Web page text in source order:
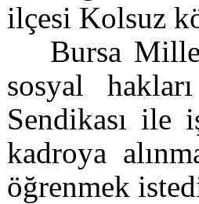
ilçesi Kolsuz
Bursa
sosyal
Sendikası ile
kadroya
öğrenmek